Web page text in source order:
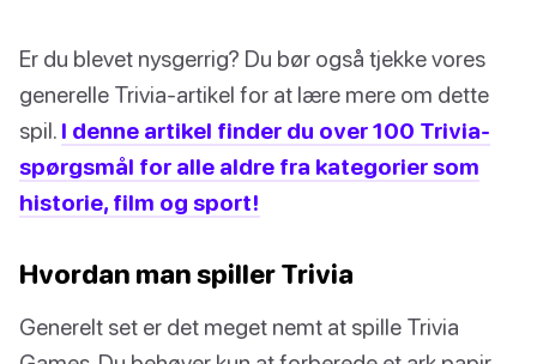
Er du blevet nysgerrig? Du bør også tjekke vores
generelle Trivia-artikel for at lære mere om dette
spil. I denne artikel finder du over 100 Trivia-
spørgsmål for alle aldre fra kategorier som
historie, film og sport!
Hvordan man spiller Trivia
Generelt set er det meget nemt at spille Trivia